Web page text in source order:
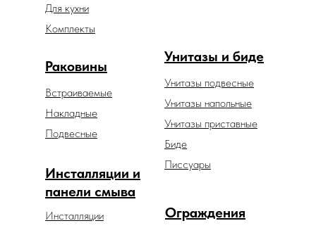
Унитазы и биде
Унитазы подвесные
Унитазы напольные
Унитазы приставные
Раковины
Встраиваемые
Накладные
Подвесные
Для кухни
Ограждения
Биде
Инсталляции и
панели смыва
Инсталляции
Комплекты
Писсуары